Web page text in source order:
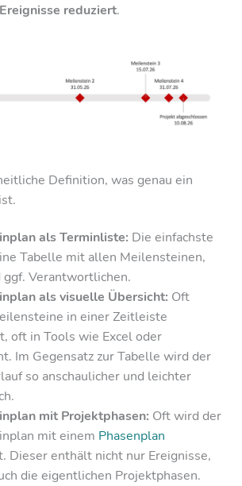
reduziert.
Definition, was genau ein
als Terminliste: Die einfachste
Tabelle mit allen Meilensteinen,
ggf. Verantwortlichen.
als visuelle Übersicht: Oft
in einer Zeitleiste
oft in Tools wie Excel oder
Im Gegensatz zur Tabelle wird der
so anschaulicher und leichter
mit Projektphasen: Oft wird der
mit einem Phasenplan
Dieser enthält nicht nur Ereignisse,
die eigentlichen Projektphasen.